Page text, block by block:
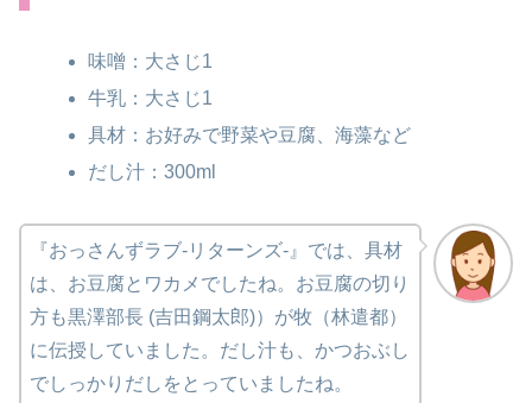
味噌：大さじ1
牛乳：大さじ1
具材：お好みで野菜や豆腐、海藻など
だし汁：300ml
『おっさんずラブ-リターンズ-』では、具材
は、お豆腐とワカメでしたね。お豆腐の切り
方も黒澤部長 (吉田鋼太郎)）が牧（林遣都）
に伝授していました。だし汁も、かつおぶし
でしっかりだしをとっていましたね。